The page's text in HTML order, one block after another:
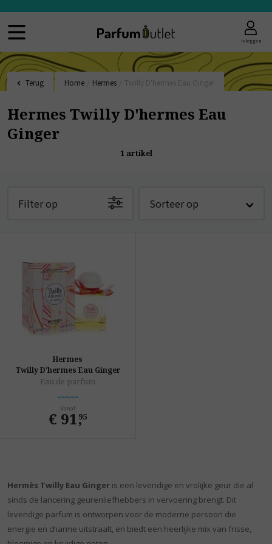
Inloggen
Terug Home Hermes
Hermes Twilly D'hermes Eau
Ginger
1 artikel
Filter op Sorteer op
Hermes
Twilly D'hermes Eau Ginger
Eau de parfum
Vanaf
€ 91,
95
Hermès Twilly Eau Ginger is een levendige en vrolijke geur die al
sinds de lancering geurenliefhebbers in vervoering brengt. Dit
levendige parfum is ontworpen voor de moderne persoon die
energie en charme uitstraalt, en biedt een heerlijke mix van frisse,